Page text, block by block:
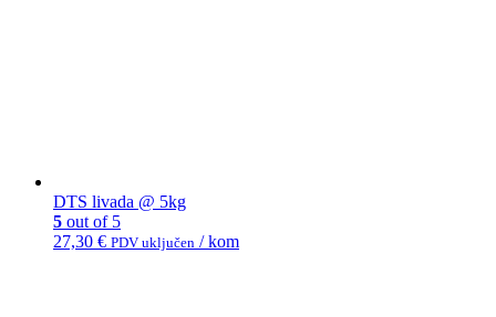
DTS livada @ 5kg
5 out of 5
27,30 € PDV uključen / kom